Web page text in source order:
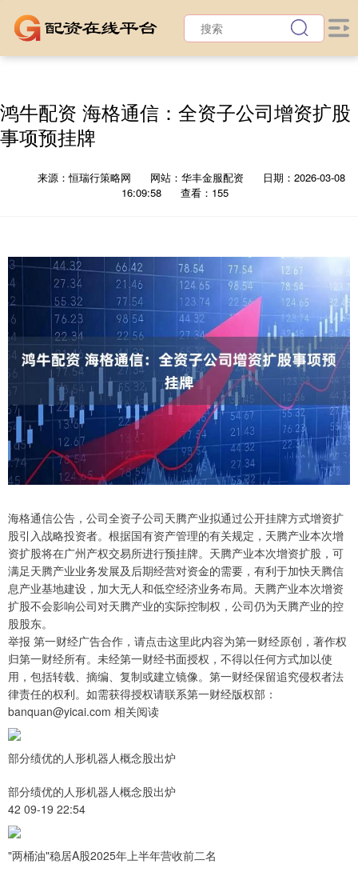
鸿牛配资 海格通信：全资子公司增资扩股
事项预挂牌
来源：恒瑞行策略网 网站：华丰金服配资
日期：2026-03-08
16:09:58
查看：155
海格通信公告，公司全资子公司天腾产业拟通过公开挂牌方式增资扩
股引入战略投资者。根据国有资产管理的有关规定，天腾产业本次增
资扩股将在广州产权交易所进行预挂牌。天腾产业本次增资扩股，可
满足天腾产业业务发展及后期经营对资金的需要，有利于加快天腾信
息产业基地建设，加大无人和低空经济业务布局。天腾产业本次增资
扩股不会影响公司对天腾产业的实际控制权，公司仍为天腾产业的控
股股东。
举报 第一财经广告合作，请点击这里此内容为第一财经原创，著作权
归第一财经所有。未经第一财经书面授权，不得以任何方式加以使
用，包括转载、摘编、复制或建立镜像。第一财经保留追究侵权者法
律责任的权利。如需获得授权请联系第一财经版权部：
banquan@yicai.com 相关阅读
部分绩优的人形机器人概念股出炉
部分绩优的人形机器人概念股出炉
42 09-19 22:54
"两桶油"稳居A股2025年上半年营收前二名